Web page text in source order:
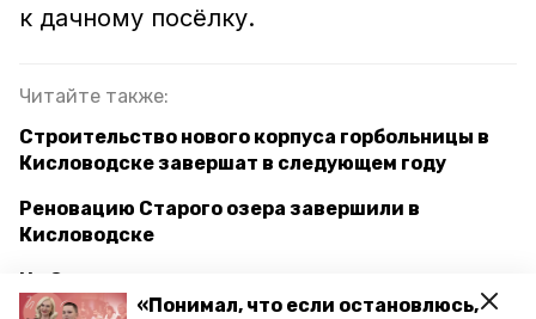
«Понимал, что если остановлюсь,
к дачному посёлку.
Читайте также:
Строительство нового корпуса горбольницы в
Кисловодске завершат в следующем году
Реновацию Старого озера завершили в
Кисловодске
На Ставрополье эксперимент с курортным
сбором продлён на два года